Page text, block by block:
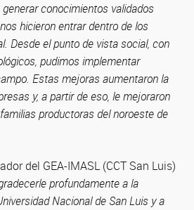
conocimientos validados
hicieron entrar dentro de los
Desde el punto de vista social, con
pudimos implementar
Estas mejoras aumentaron la
y, a partir de eso, le mejoraron
productoras del noroeste de
del GEA-IMASL (CCT San Luis)
profundamente a la
Nacional de San Luis y a